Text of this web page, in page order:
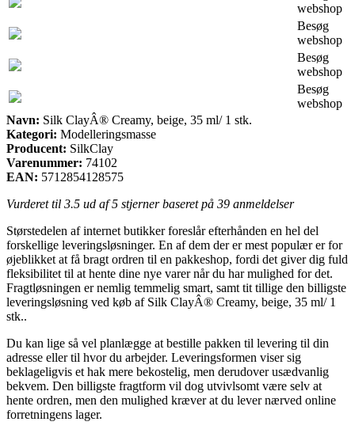
webshop
Besøg
webshop
Besøg
webshop
Besøg
webshop
Navn: Silk ClayÂ® Creamy, beige, 35 ml/ 1 stk.
Kategori: Modelleringsmasse
Producent: SilkClay
Varenummer: 74102
EAN: 5712854128575
Vurderet til 3.5 ud af 5 stjerner baseret på 39 anmeldelser
Størstedelen af internet butikker foreslår efterhånden en hel del
forskellige leveringsløsninger. En af dem der er mest populær er for
øjeblikket at få bragt ordren til en pakkeshop, fordi det giver dig fuld
fleksibilitet til at hente dine nye varer når du har mulighed for det.
Fragtløsningen er nemlig temmelig smart, samt tit tillige den billigste
leveringsløsning ved køb af Silk ClayÂ® Creamy, beige, 35 ml/ 1
stk..
Du kan lige så vel planlægge at bestille pakken til levering til din
adresse eller til hvor du arbejder. Leveringsformen viser sig
beklageligvis et hak mere bekostelig, men derudover usædvanlig
bekvem. Den billigste fragtform vil dog utvivlsomt være selv at
hente ordren, men den mulighed kræver at du lever nærved online
forretningens lager.